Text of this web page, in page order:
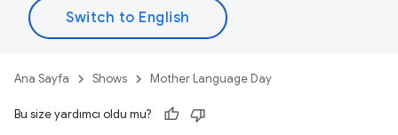
Ana Sayfa Shows Mother Language Day
Bu size yardımcı oldu mu?